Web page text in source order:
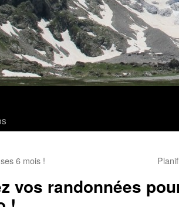
6 mois !
vos randonnées